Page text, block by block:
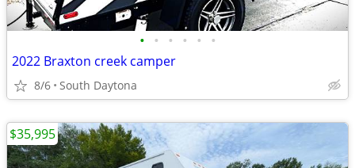
• • • • • •
2022 Braxton creek camper
8/6 South Daytona
$35,995